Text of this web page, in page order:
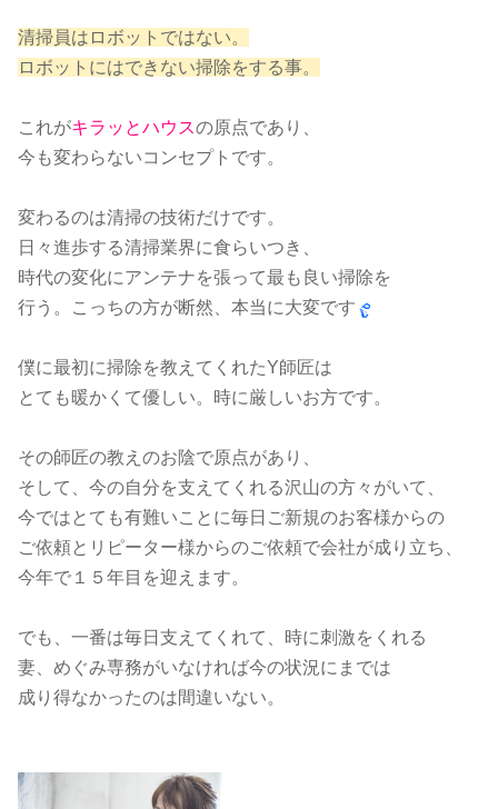
清掃員はロボットではない。
ロボットにはできない掃除をする事。
これがキラッとハウスの原点であり、
今も変わらないコンセプトです。
変わるのは清掃の技術だけです。
日々進歩する清掃業界に食らいつき、
時代の変化にアンテナを張って最も良い掃除を
行う。こっちの方が断然、本当に大変です
僕に最初に掃除を教えてくれたY師匠は
とても暖かくて優しい。時に厳しいお方です。
その師匠の教えのお陰で原点があり、
そして、今の自分を支えてくれる沢山の方々がいて、
今ではとても有難いことに毎日ご新規のお客様からの
ご依頼とリピーター様からのご依頼で会社が成り立ち、
今年で１５年目を迎えます。
でも、一番は毎日支えてくれて、時に刺激をくれる
妻、めぐみ専務がいなければ今の状況にまでは
成り得なかったのは間違いない。